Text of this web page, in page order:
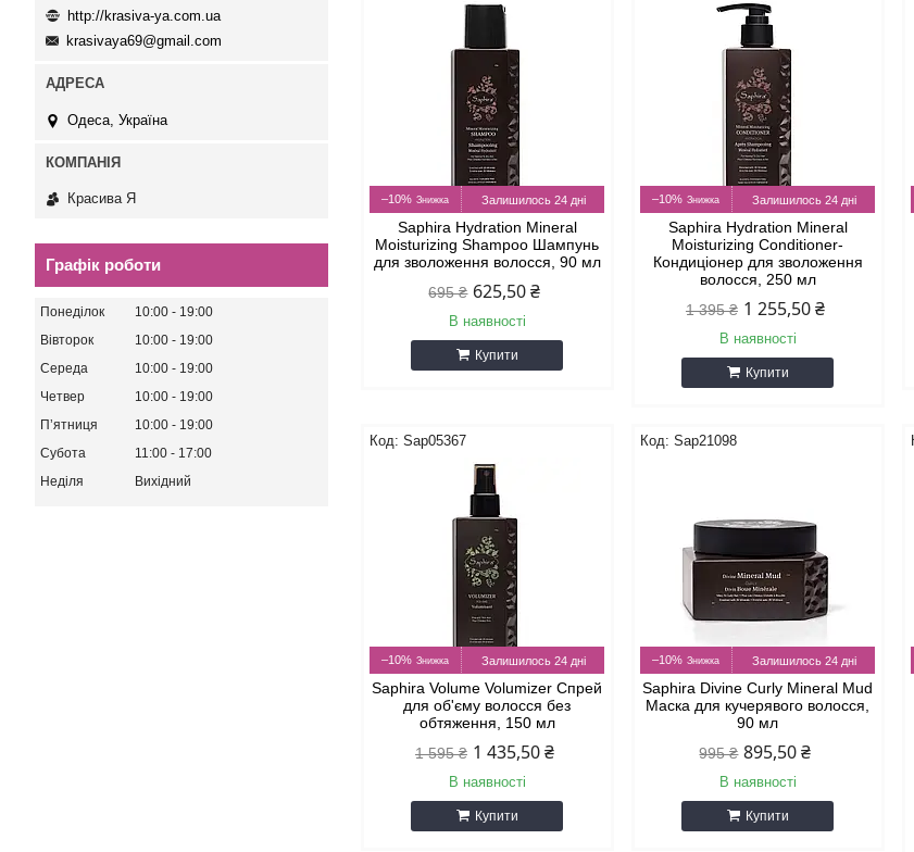
–10% Залишилось 24 дні
Saphira Hydration Mineral
Moisturizing Shampoo Шампунь
для зволоження волосся, 90 мл
695 ₴ 625,50 ₴
В наявності
Купити
–10% Залишилось 24 дні
Saphira Hydration Mineral
Moisturizing Conditioner-
Кондиціонер для зволоження
волосся, 250 мл
1 395 ₴ 1 255,50 ₴
В наявності
Купити
Sap05367
–10% Залишилось 24 дні
Saphira Volume Volumizer Спрей
для об'єму волосся без
обтяження, 150 мл
1 595 ₴ 1 435,50 ₴
В наявності
Купити
Sap21098
–10% Залишилось 24 дні
Saphira Divine Curly Mineral Mud
Маска для кучерявого волосся,
90 мл
995 ₴ 895,50 ₴
В наявності
Купити
http://krasiva-ya.com.ua
krasivaya69@gmail.com
Одеса, Україна
Красива Я
Графік роботи
Понеділок 10:00
19:00
Вівторок
10:00
19:00
Середа
10:00
19:00
Четвер
10:00
19:00
Пʼятниця
10:00
19:00
Субота
11:00
17:00
Неділя
Вихідний